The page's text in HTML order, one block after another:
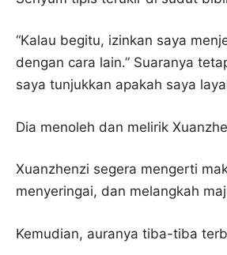
“Kalau begitu, izinkan saya
dengan cara lain.” Suaranya
saya tunjukkan apakah saya
Dia menoleh dan melirik
Xuanzhenzi segera mengerti
menyeringai, dan melangkah
Kemudian, auranya tiba-tiba